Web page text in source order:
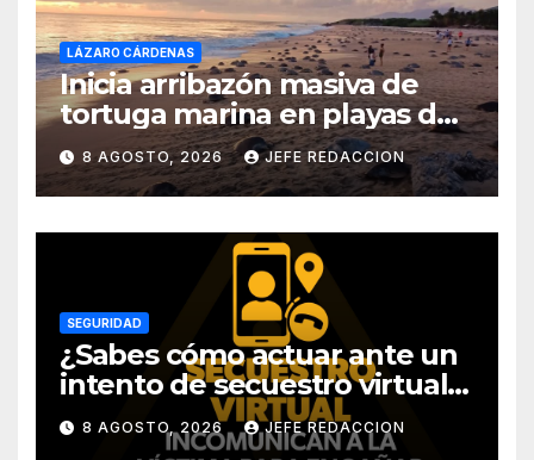
LÁZARO CÁRDENAS
Inicia arribazón masiva de
tortuga marina en playas de
Michoacán
8 AGOSTO, 2026 JEFE REDACCION
SEGURIDAD
¿Sabes cómo actuar ante un
intento de secuestro virtual?
La SSP te guía para evitarlo
8 AGOSTO, 2026 JEFE REDACCION